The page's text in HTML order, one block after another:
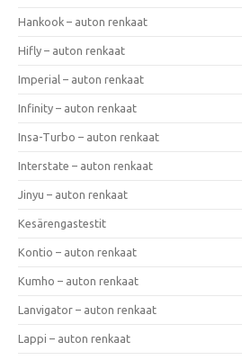
Hankook – auton renkaat
Hifly – auton renkaat
Imperial – auton renkaat
Infinity – auton renkaat
Insa-Turbo – auton renkaat
Interstate – auton renkaat
Jinyu – auton renkaat
Kesärengastestit
Kontio – auton renkaat
Kumho – auton renkaat
Lanvigator – auton renkaat
Lappi – auton renkaat